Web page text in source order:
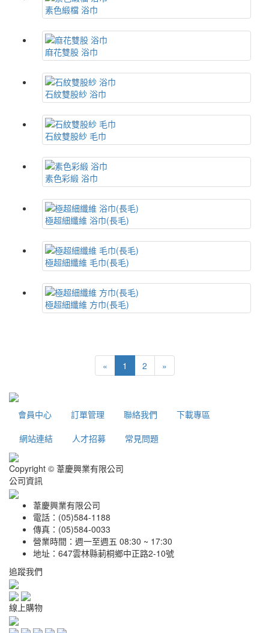
素色緞檔 浴巾
麻花雙股 浴巾
石紋雙股紗 浴巾
石紋雙股紗 毛巾
素色彩緞 浴巾
極超細纖維 浴巾(長毛)
極超細纖維 毛巾(長毛)
極超細纖維 方巾(長毛)
« 1 2 »
會員中心 訂單管理 聯絡我們
下載專區
網站連結
人才招募 常見問題
Copyright © 葦慶興業有限公司
公司資訊
葦慶興業有限公司
電話：(05)584-1188
傳真：(05)584-0033
營業時間：週一至週五 08:30 ~ 17:30
地址：647雲林縣莿桐鄉中正路2-10號
追蹤我們
線上購物